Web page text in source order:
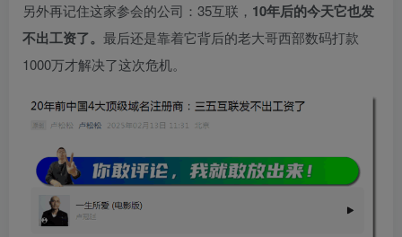
另外再记住这家参会的公司：35互联， 10年后的今天它也发
不出工资了。 最后还是靠着它背后的老大哥西部数码打款
1000万才解决了这次危机。